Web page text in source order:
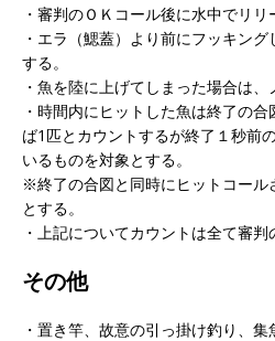
・審判のＯＫコール後に水中でリリ
・エラ（鰓蓋）より前にフッキン
する。
・魚を陸に上げてしまった場合は、
・時間内にヒットした魚は終了の
ば1匹とカウントするが終了１秒前
いるものを対象とする。
※終了の合図と同時にヒットコール
とする。
・上記についてカウントは全て審判
その他
・置き竿、故意の引っ掛け釣り、